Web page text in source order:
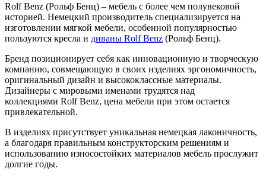
Rolf Benz (Рольф Бенц) – мебель с более чем полувековой
историей. Немецкий производитель специализируется на
изготовлении мягкой мебели, особенной популярностью
пользуются кресла и диваны Rolf Benz (Рольф Бенц).
Бренд позиционирует себя как инновационную и творческую
компанию, совмещающую в своих изделиях эргономичность,
оригинальный дизайн и высококлассные материалы.
Дизайнеры с мировыми именами трудятся над
коллекциями Rolf Benz, цена мебели при этом остается
привлекательной.
В изделиях присутствует уникальная немецкая лаконичность,
а благодаря правильным конструкторским решениям и
использованию износостойких материалов мебель прослужит
долгие годы.